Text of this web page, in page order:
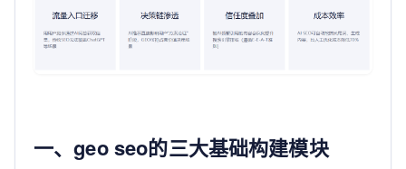
一、geo seo的三大基础构建模块